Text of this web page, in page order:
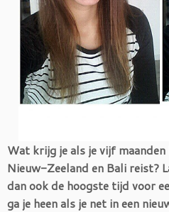
Wat krijg je als je vijf
Nieuw-Zeeland en Bali reist?
dan ook de hoogste tijd voor
ga je heen als je net in een